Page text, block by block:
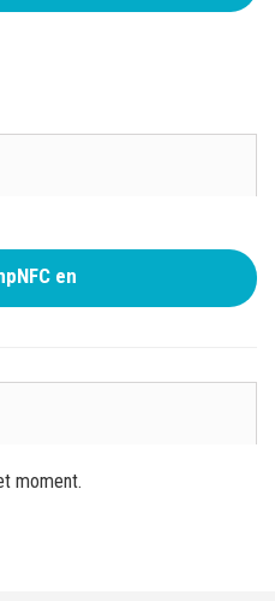
en
moment.